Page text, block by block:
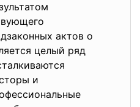
актов о
целый ряд
и